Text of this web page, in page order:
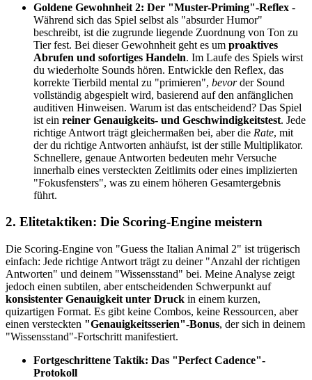
Goldene Gewohnheit 2: Der "Muster-Priming"-Reflex -
Während sich das Spiel selbst als "absurder Humor"
beschreibt, ist die zugrunde liegende Zuordnung von Ton zu
Tier fest. Bei dieser Gewohnheit geht es um proaktives
Abrufen und sofortiges Handeln. Im Laufe des Spiels wirst
du wiederholte Sounds hören. Entwickle den Reflex, das
korrekte Tierbild mental zu "primieren", bevorder Sound
vollständig abgespielt wird, basierend auf den anfänglichen
auditiven Hinweisen. Warum ist das entscheidend? Das Spiel
ist ein reiner Genauigkeits- und Geschwindigkeitstest. Jede
richtige Antwort trägt gleichermaßen bei, aber die Rate, mit
der du richtige Antworten anhäufst, ist der stille Multiplikator.
Schnellere, genaue Antworten bedeuten mehr Versuche
innerhalb eines versteckten Zeitlimits oder eines implizierten
"Fokusfensters", was zu einem höheren Gesamtergebnis
führt.
2. Elitetaktiken: Die Scoring-Engine meistern
Die Scoring-Engine von "Guess the Italian Animal 2" ist trügerisch
einfach: Jede richtige Antwort trägt zu deiner "Anzahl der richtigen
Antworten" und deinem "Wissensstand" bei. Meine Analyse zeigt
jedoch einen subtilen, aber entscheidenden Schwerpunkt auf
konsistenter Genauigkeit unter Druck in einem kurzen,
quizartigen Format. Es gibt keine Combos, keine Ressourcen, aber
einen versteckten "Genauigkeitsserien"-Bonus, der sich in deinem
"Wissensstand"-Fortschritt manifestiert.
Fortgeschrittene Taktik: Das "Perfect Cadence"-
Protokoll